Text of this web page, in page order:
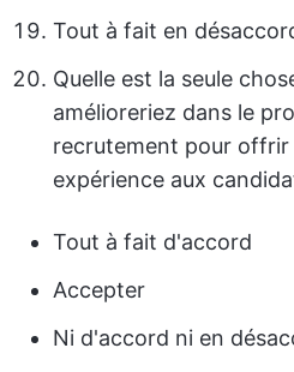
Tout à fait en
Quelle est la seule
amélioreriez dans le
recrutement pour offrir
expérience aux
Tout à fait d'accord
Accepter
Ni d'accord ni en